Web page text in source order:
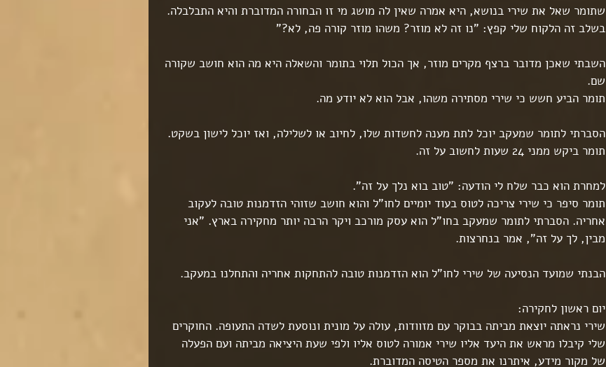
שתומר שאל את שירי בנושא, היא אמרה שאין לה מושג מי זו הבחורה המדוברת והיא התבלבלה.
בשלב זה הלקוח שלי קפץ: "נו זה לא מוזר? משהו מוזר קורה פה, לא?"
השבתי שאכן מדובר ברצף מקרים מוזר, אך הכול תלוי בתומר והשאלה היא מה הוא חושב שקורה
שם.
תומר הביע חשש כי שירי מסתירה משהו, אבל הוא לא יודע מה.
הסברתי לתומר שמעקב יוכל לתת מענה לחשדות שלו, לחיוב או לשלילה, ואז יוכל לישון בשקט.
תומר ביקש ממני 24 שעות לחשוב על זה.
למחרת הוא כבר שלח לי הודעה: "טוב בוא נלך על זה".
תומר סיפר כי שירי צריכה לטוס בעוד יומיים לחו"ל והוא חושב שזוהי הזדמנות טובה לעקוב
אחריה. הסברתי לתומר שמעקב בחו"ל הוא עסק מורכב ויקר הרבה יותר מחקירה בארץ. "אני
מבין, לך על זה", אמר בנחרצות.
הבנתי שמועד הנסיעה של שירי לחו"ל הוא הזדמנות טובה להתחקות אחריה והתחלנו במעקב.
יום ראשון לחקירה:
שירי נראתה יוצאת מביתה בבוקר עם מזוודות, עולה על מונית ונוסעת לשדה התעופה. החוקרים
שלי קיבלו מראש את היעד אליו שירי אמורה לטוס אליו ולפי שעת היציאה מביתה ועם הפעלה
של מקור מידע, איתרנו את מספר הטיסה המדוברת.